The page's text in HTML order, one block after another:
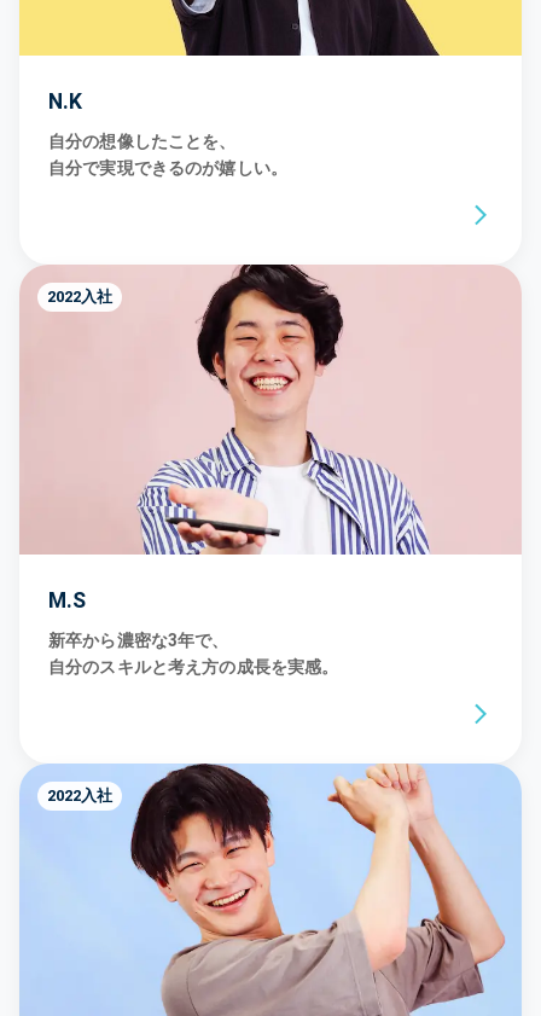
N.K
自分の想像したことを、
自分で実現できるのが嬉しい。
2022入社
M.S
新卒から濃密な3年で、
自分のスキルと考え方の成長を実感。
2022入社